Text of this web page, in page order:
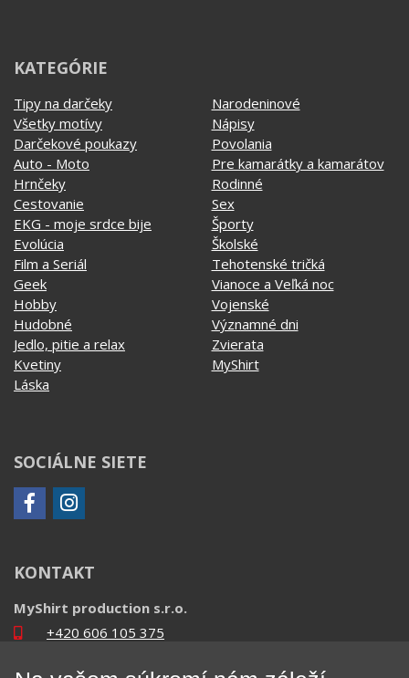
KATEGÓRIE
Tipy na darčeky
Všetky motívy
Darčekové poukazy
Auto - Moto
Hrnčeky
Cestovanie
EKG - moje srdce bije
Evolúcia
Film a Seriál
Geek
Hobby
Hudobné
Jedlo, pitie a relax
Kvetiny
Láska
Narodeninové
Nápisy
Povolania
Pre kamarátky a kamarátov
Rodinné
Sex
Športy
Školské
Tehotenské tričká
Vianoce a Veľká noc
Vojenské
Významné dni
Zvierata
MyShirt
SOCIÁLNE SIETE
KONTAKT
MyShirt production s.r.o.
+420 606 105 375